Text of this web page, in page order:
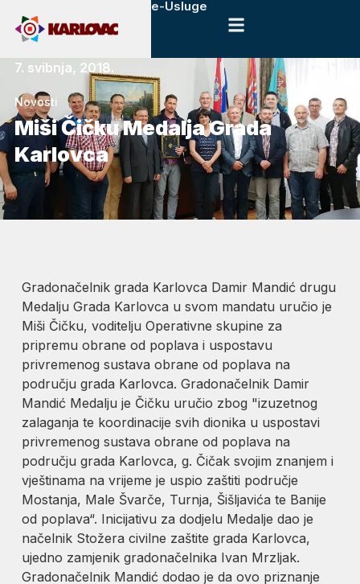
e-Usluge
7. svibnja, 2018.
Novosti
Miši Čičku Medalja Grada
Karlovca
Gradonačelnik grada Karlovca Damir Mandić drugu
Medalju Grada Karlovca u svom mandatu uručio je
Miši Čičku, voditelju Operativne skupine za
pripremu obrane od poplava i uspostavu
privremenog sustava obrane od poplava na
području grada Karlovca. Gradonačelnik Damir
Mandić Medalju je Čičku uručio zbog "izuzetnog
zalaganja te koordinacije svih dionika u uspostavi
privremenog sustava obrane od poplava na
području grada Karlovca, g. Čičak svojim znanjem i
vještinama na vrijeme je uspio zaštiti područje
Mostanja, Male Švarče, Turnja, Šišljavića te Banije
od poplava“. Inicijativu za dodjelu Medalje dao je
načelnik Stožera civilne zaštite grada Karlovca,
ujedno zamjenik gradonačelnika Ivan Mrzljak.
Gradonačelnik Mandić dodao je da ovo priznanje